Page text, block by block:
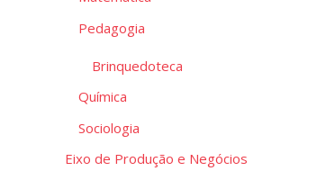
Pedagogia
Brinquedoteca
Química
Sociologia
Eixo de Produção e Negócios